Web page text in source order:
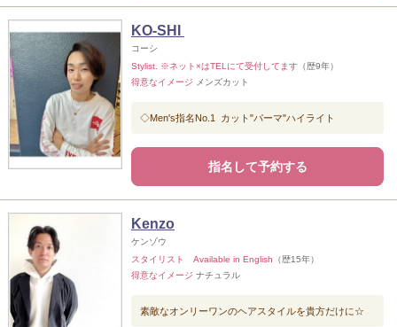
KO-SHI
コーシ
Stylist. ※ネット×はTELにて受付してます （歴9年）
得意なイメージ メンズカット
◇Men's指名No.1 カット"パーマ"ハイライト
指名して予約する
Kenzo
ケンゾウ
スタイリスト Available in English （歴15年）
得意なイメージ ナチュラル
素敵なオンリーワンのヘアスタイルを貴方だけに☆